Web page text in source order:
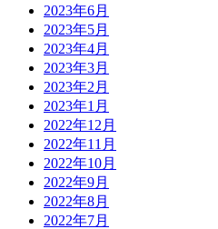
2023年6月
2023年5月
2023年4月
2023年3月
2023年2月
2023年1月
2022年12月
2022年11月
2022年10月
2022年9月
2022年8月
2022年7月